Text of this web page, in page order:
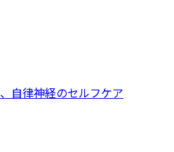
自律神経のセルフケア